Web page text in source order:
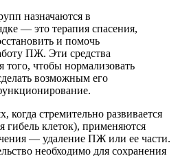
назначаются в
— это терапия спасения,
и помочь
ПЖ. Эти средства
того, чтобы нормализовать
возможным его
когда стремительно развивается
гибель клеток), применяются
— удаление ПЖ или ее части.
необходимо для сохранения